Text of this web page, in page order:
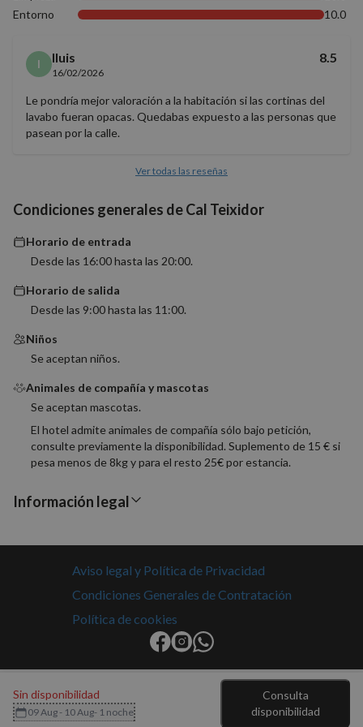
Entorno
10.0
l lluis
16/02/2026
8.5
Le pondría mejor valoración a la habitación si las cortinas del
lavabo fueran opacas. Quedabas expuesto a las personas que
pasean por la calle.
Ver todas las reseñas
Condiciones generales de Cal Teixidor
Horario de entrada
Desde las 16:00 hasta las 20:00.
Horario de salida
Desde las 9:00 hasta las 11:00.
Niños
Se aceptan niños.
Animales de compañía y mascotas
Se aceptan mascotas.
El hotel admite animales de compañía sólo bajo petición,
consulte previamente la disponibilidad. Suplemento de 15 € si
pesa menos de 8kg y para el resto 25€ por estancia.
Información legal
Sin disponibilidad
09 Aug - 10 Aug - 1 noche
Consulta
disponibilidad
Aviso legal y Política de Privacidad
Condiciones Generales de Contratación
Política de cookies
Cookies de rendimiento
Cookies de preferencias
Cookies no clasificadas
funcionalidad básica del sitio web, como el inicio de
web no puede utilizarse correctamente sin las
cookies estrictamente necesarias.
PHPSESSID
PHP.net
sesión
sitio,
CookieScriptConsent
CookieScript
utiliza